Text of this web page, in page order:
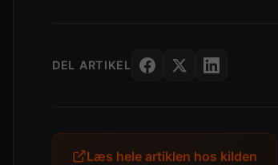
DEL ARTIKEL
Læs hele artiklen hos kilden